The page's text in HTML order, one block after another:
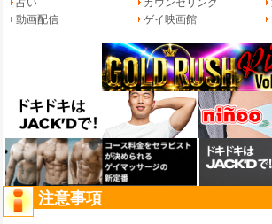
動画配信
ゲイ映画館
注意事項